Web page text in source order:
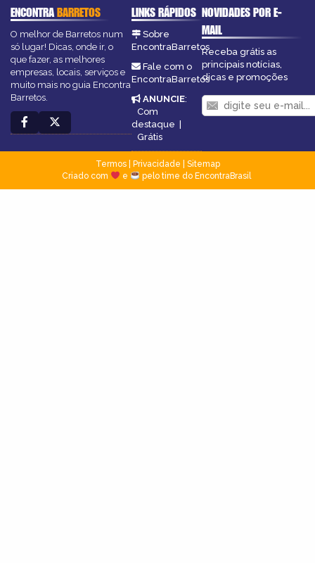
ENCONTRABARRETOS
O melhor de Barretos num
só lugar! Dicas, onde ir, o
que fazer, as melhores
empresas, locais, serviços e
muito mais no guia Encontra
Barretos.
LINKS RÁPIDOS
Sobre
EncontraBarretos
Fale com o
EncontraBarretos
ANUNCIE:
Com
destaque |
Grátis
NOVIDADES POR E-
MAIL
Receba grátis as
principais notícias,
dicas e promoções
Termos| Privacidade
Sitemap
Criado com
e pelo time do EncontraBrasil